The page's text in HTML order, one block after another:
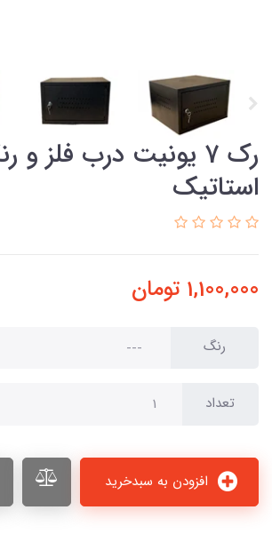
رک 7 یونیت درب فلز و
استاتیک
1,100,000 تومان
رنگ
تعداد